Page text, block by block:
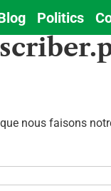
Politics
nous faisons